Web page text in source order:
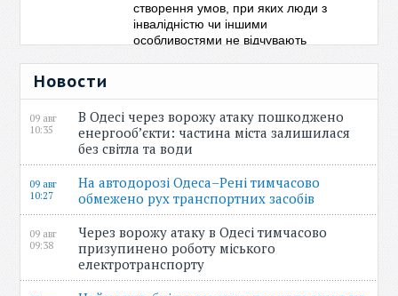
створення умов, при яких люди з
інвалідністю чи іншими
особливостями не відчувають
Новости
09 авг
10:35
В Одесі через ворожу атаку пошкоджено
енергооб’єкти: частина міста залишилася
без світла та води
09 авг
10:27
На автодорозі Одеса–Рені тимчасово
обмежено рух транспортних засобів
09 авг
09:38
Через ворожу атаку в Одесі тимчасово
призупинено роботу міського
електротранспорту